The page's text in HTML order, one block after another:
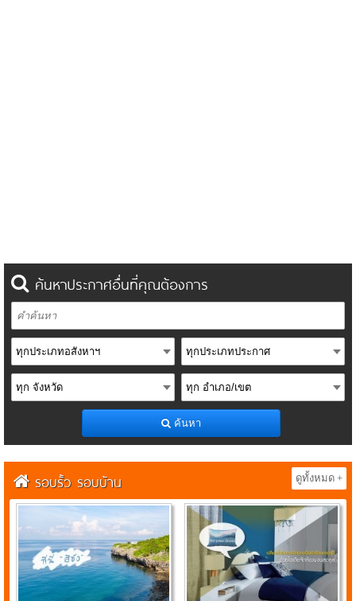
ค้นหาประกาศอื่นที่คุณต้องการ
ค้นหา
รอบรั้ว รอบบ้าน ดูทั้งหมด +